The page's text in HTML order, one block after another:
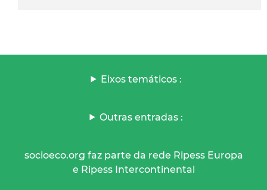
Eixos temáticos :
Outras entradas :
socioeco.org faz parte da rede Ripess Europa
e Ripess Intercontinental